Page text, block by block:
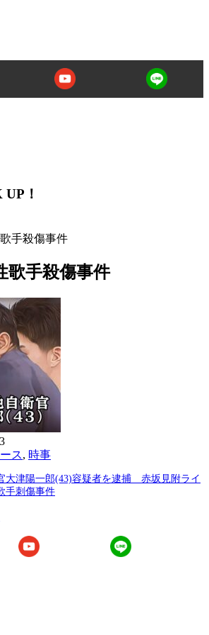
！
手殺傷事件
歌手殺傷事件
ス, 時事
大津陽一郎(43)容疑者を逮捕 赤坂見附ライ
手刺傷事件